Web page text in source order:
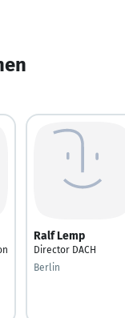
Ralf Lemp
Director DACH
Berlin